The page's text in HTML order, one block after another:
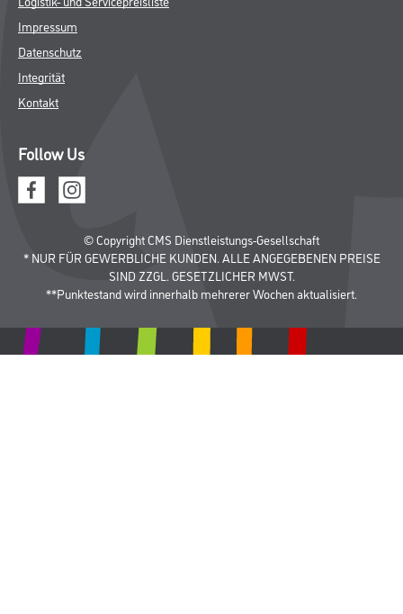
Impressum
Datenschutz
Integrität
Kontakt
Follow Us
© Copyright CMS Dienstleistungs-Gesellschaft
* NUR FÜR GEWERBLICHE KUNDEN. ALLE ANGEGEBENEN PREISE
SIND ZZGL. GESETZLICHER MWST.
**Punktestand wird innerhalb mehrerer Wochen aktualisiert.